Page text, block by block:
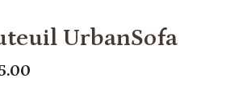
UrbanSofa
Huidige